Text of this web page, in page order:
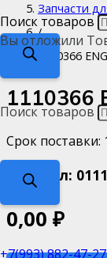
Вы отложили
Поиск товаров
+7(993) 882-47-27
Поиск товаров
Запчасти
/
1110366
1110366
Срок поставки:
Артикул:
0,00 ₽